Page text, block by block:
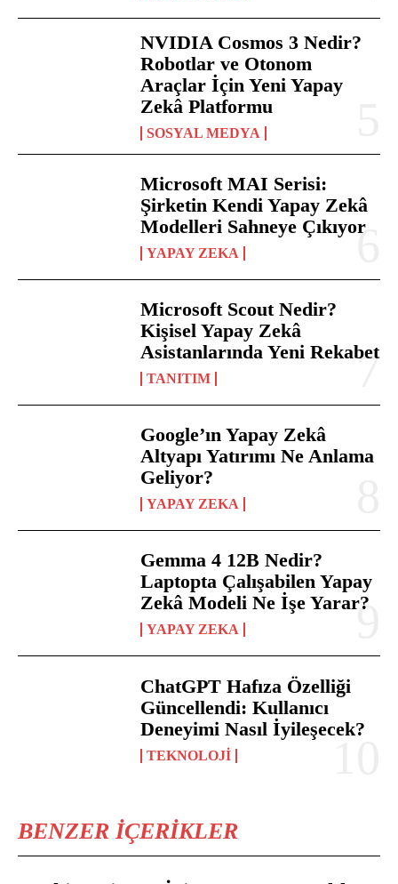
NVIDIA Cosmos 3 Nedir?
Robotlar ve Otonom
Araçlar İçin Yeni Yapay
Zekâ Platformu
SOSYAL MEDYA
Microsoft MAI Serisi:
Şirketin Kendi Yapay Zekâ
Modelleri Sahneye Çıkıyor
YAPAY ZEKA
Microsoft Scout Nedir?
Kişisel Yapay Zekâ
Asistanlarında Yeni Rekabet
TANITIM
Google’ın Yapay Zekâ
Altyapı Yatırımı Ne Anlama
Geliyor?
YAPAY ZEKA
Gemma 4 12B Nedir?
Laptopta Çalışabilen Yapay
Zekâ Modeli Ne İşe Yarar?
YAPAY ZEKA
ChatGPT Hafıza Özelliği
Güncellendi: Kullanıcı
Deneyimi Nasıl İyileşecek?
TEKNOLOJI
BENZER İÇERIKLER